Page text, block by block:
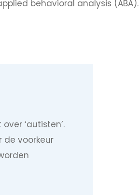
behavioral analysis (ABA).
‘autisten’.
voorkeur